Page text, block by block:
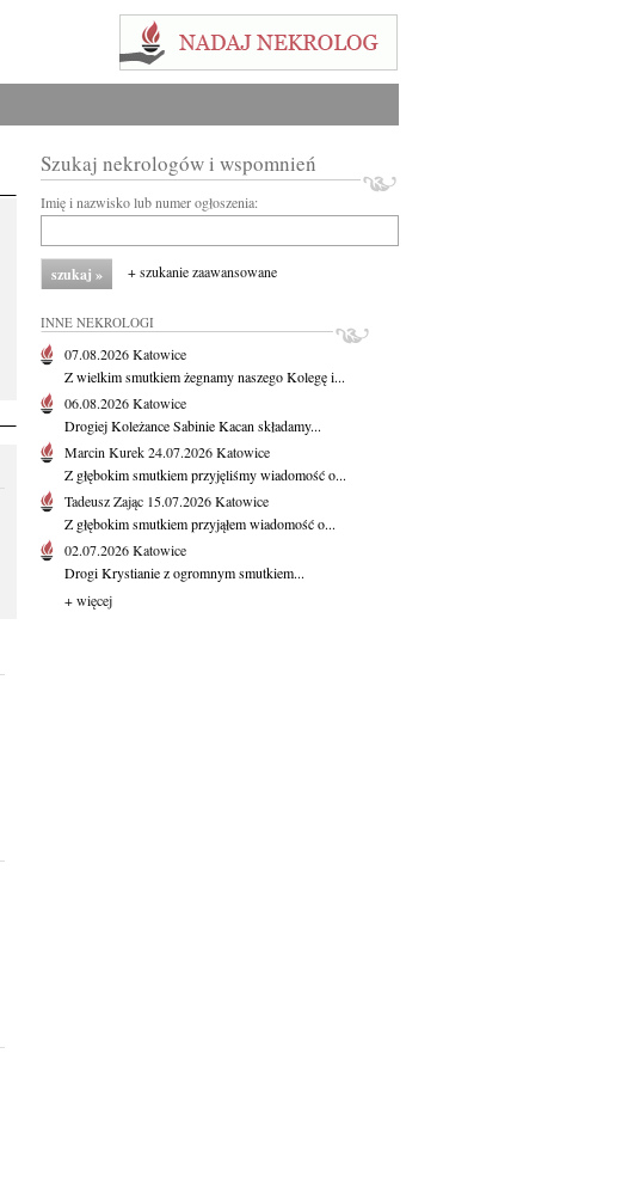
Szukaj nekrologów i wspomnień
Imię i nazwisko lub numer ogłoszenia:
+ szukanie zaawansowane
INNE NEKROLOGI
07.08.2026Katowice
Z wielkim smutkiem żegnamy naszego Kolegę i...
06.08.2026Katowice
Drogiej Koleżance Sabinie Kacan składamy...
Marcin Kurek24.07.2026Katowice
Z głębokim smutkiem przyjęliśmy wiadomość o...
Tadeusz Zając 15.07.2026Katowice
Z głębokim smutkiem przyjąłem wiadomość o...
02.07.2026Katowice
Drogi Krystianie z ogromnym smutkiem...
+ więcej